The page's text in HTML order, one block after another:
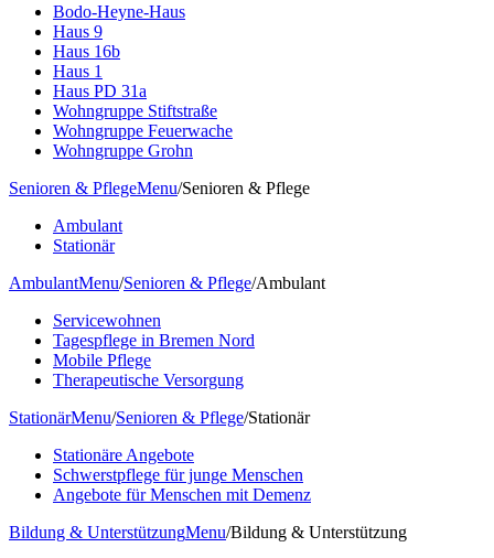
Bodo-Heyne-Haus
Haus 9
Haus 16b
Haus 1
Haus PD 31a
Wohngruppe Stiftstraße
Wohngruppe Feuerwache
Wohngruppe Grohn
Senioren & PflegeMenu/Senioren & Pflege
Ambulant
Stationär
AmbulantMenu/Senioren & Pflege/Ambulant
Servicewohnen
Tagespflege in Bremen Nord
Mobile Pflege
Therapeutische Versorgung
StationärMenu/Senioren & Pflege/Stationär
Stationäre Angebote
Schwerstpflege für junge Menschen
Angebote für Menschen mit Demenz
Bildung & UnterstützungMenu/Bildung & Unterstützung